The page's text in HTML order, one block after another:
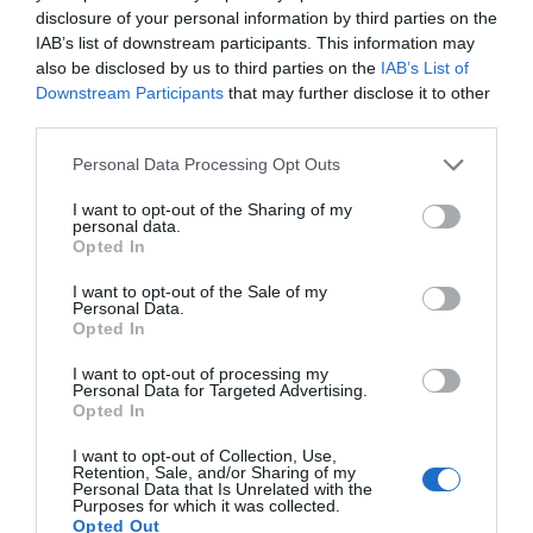
disclosure of your personal information by third parties on the
IAB’s list of downstream participants. This information may
also be disclosed by us to third parties on the IAB’s List of
Downstream Participants that may further disclose it to other
Personal Data Processing Opt Outs
I want to opt-out of the Sharing of my
personal data.
Opted In
I want to opt-out of the Sale of my
Personal Data.
Opted In
I want to opt-out of processing my
Personal Data for Targeted Advertising.
Opted In
I want to opt-out of Collection, Use,
Retention, Sale, and/or Sharing of my
Personal Data that Is Unrelated with the
Purposes for which it was collected.
Opted Out